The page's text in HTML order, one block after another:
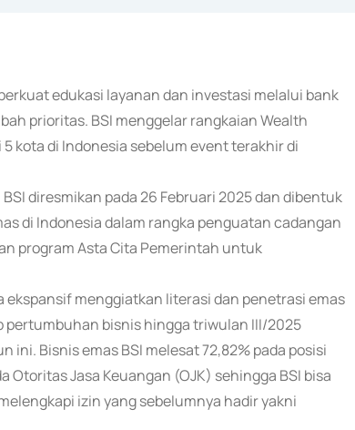
edukasi layanan dan investasi melalui bank
prioritas. BSI menggelar rangkaian Wealth
kota di Indonesia sebelum event terakhir di
diresmikan pada 26 Februari 2025 dan dibentuk
di Indonesia dalam rangka penguatan cadangan
program Asta Cita Pemerintah untuk
ekspansif menggiatkan literasi dan penetrasi emas
pertumbuhan bisnis hingga triwulan III/2025
Bisnis emas BSI melesat 72,82% pada posisi
Jasa Keuangan (OJK) sehingga BSI bisa
izin yang sebelumnya hadir yakni